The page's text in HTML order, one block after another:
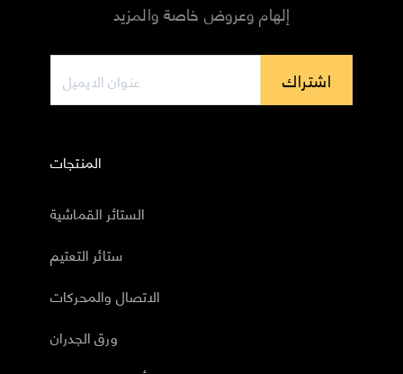
إلهام وعروض خاصة والمزيد
اشتراك
المنتجات
الستائر القماشية
ستائر التعتيم
الاتصال والمحركات
ورق الجدران